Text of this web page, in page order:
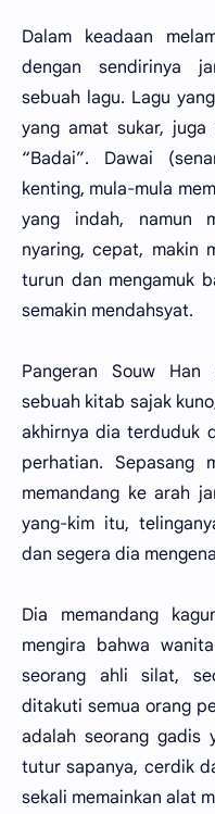
Dalam keadaan
dengan sendirinya
sebuah lagu. Lagu
yang amat sukar,
“Badai”. Dawai
kenting, mula-mula
yang indah, namun
nyaring, cepat, makin
turun dan mengamuk
semakin mendahsyat.
Pangeran Souw
sebuah kitab sajak
akhirnya dia terduduk
perhatian. Sepasang
memandang ke arah
yang-kim itu,
dan segera dia
Dia memandang
mengira bahwa
seorang ahli silat,
ditakuti semua orang
adalah seorang gadis
tutur sapanya, cerdik
sekali memainkan alat